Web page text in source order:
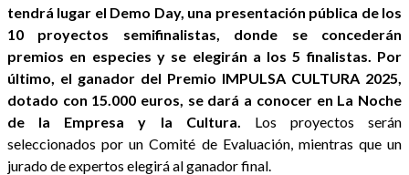
tendrá lugar el Demo Day, una presentación pública de los
10 proyectos semifinalistas, donde se concederán
premios en especies y se elegirán a los 5 finalistas. Por
último, el ganador del Premio IMPULSA CULTURA 2025,
dotado con 15.000 euros, se dará a conocer en La Noche
de la Empresa y la Cultura. Los proyectos serán
seleccionados por un Comité de Evaluación, mientras que un
jurado de expertos elegirá al ganador final.